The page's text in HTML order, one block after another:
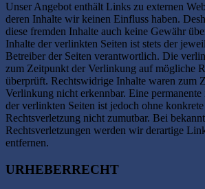
Unser Angebot enthält Links zu externen
deren Inhalte wir keinen Einfluss haben.
diese fremden Inhalte auch keine Gewähr
Inhalte der verlinkten Seiten ist stets der
Betreiber der Seiten verantwortlich. Die
zum Zeitpunkt der Verlinkung auf mögliche
überprüft. Rechtswidrige Inhalte waren zum
Verlinkung nicht erkennbar. Eine
der verlinkten Seiten ist jedoch ohne
Rechtsverletzung nicht zumutbar. Bei
Rechtsverletzungen werden wir derartige
entfernen.
URHEBERRECHT